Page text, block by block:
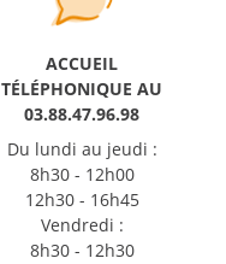
ACCUEIL
TÉLÉPHONIQUE AU
03.88.47.96.98
Du lundi au jeudi :
8h30 - 12h00
12h30 - 16h45
Vendredi :
8h30 - 12h30